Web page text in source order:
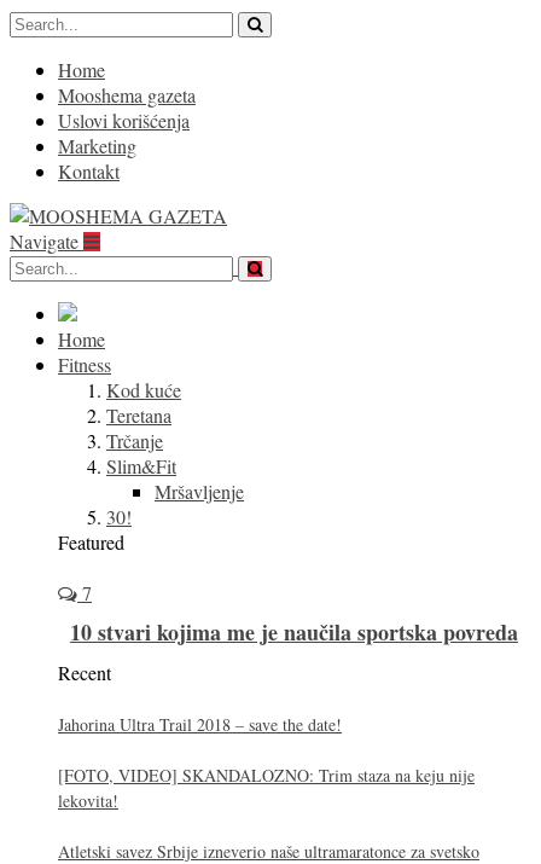
Home
Mooshema gazeta
Uslovi korišćenja
Marketing
Kontakt
Navigate
Home
Fitness
Kod kuće
Teretana
Trčanje
Slim&Fit
Mršavljenje
30!
Featured
7
10 stvari kojima me je naučila sportska povreda
Recent
Jahorina Ultra Trail 2018 – save the date!
[FOTO, VIDEO] SKANDALOZNO: Trim staza na keju nije
lekovita!
Atletski savez Srbije izneverio naše ultramaratonce za svetsko